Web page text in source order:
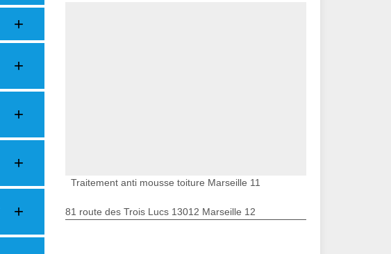
Traitement anti mousse toiture Marseille 11
81 route des Trois Lucs 13012 Marseille 12